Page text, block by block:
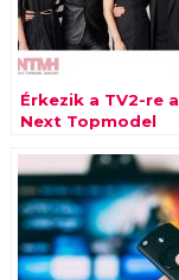
Érkezik a TV2-re a
Next Topmodel
Kísértés